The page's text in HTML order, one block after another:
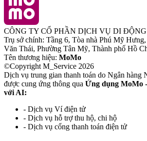
CÔNG TY CỔ PHẦN DỊCH VỤ DI
Trụ sở chính: Tầng 6, Tòa nhà Phú Mỹ
Văn Thái, Phường Tân Mỹ, Thành phố Hồ
Tên thương hiệu: MoMo
©Copyright M_Service 2026
Dịch vụ trung gian thanh toán do Ngân hàng
được cung ứng thông qua Ứng dụng MoMo
với AI:
- Dịch vụ Ví điện tử
- Dịch vụ hỗ trợ thu hộ, chi hộ
- Dịch vụ cổng thanh toán điện tử